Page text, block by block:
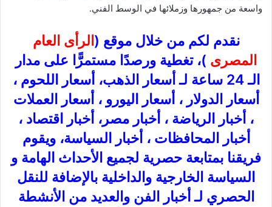
واسعة من جمهورها وزملائها في الوسط الفني.
نقدم لكم من خلال موقع ( الرأى العام
المصرى )، تغطية ورصدًا مستمرًّا على مدار
الـ 24 ساعة لـ أسعار الذهب، أسعار اللحوم ،
أسعار الدولار ، أسعار اليورو ، أسعار العملات
، أخبار الرياضة ، أخبار مصر، أخبار اقتصاد ،
أخبار المحافظات ، أخبار السياسة، ويقوم
فريقنا بمتابعة حصرية لجميع الأحداث الهامة و
السياسة الخارجية والداخلية بالإضافة للنقل
الحصري لـ أخبار الفن والعديد من الأنشطة